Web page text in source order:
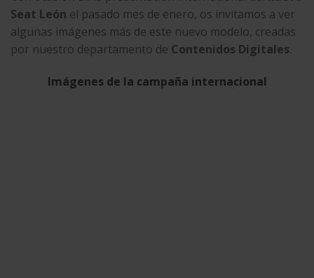
Seat León el pasado mes de enero, os invitamos a ver
algunas imágenes más de este nuevo modelo, creadas
por nuestro departamento de Contenidos Digitales.
Imágenes de la campaña internacional